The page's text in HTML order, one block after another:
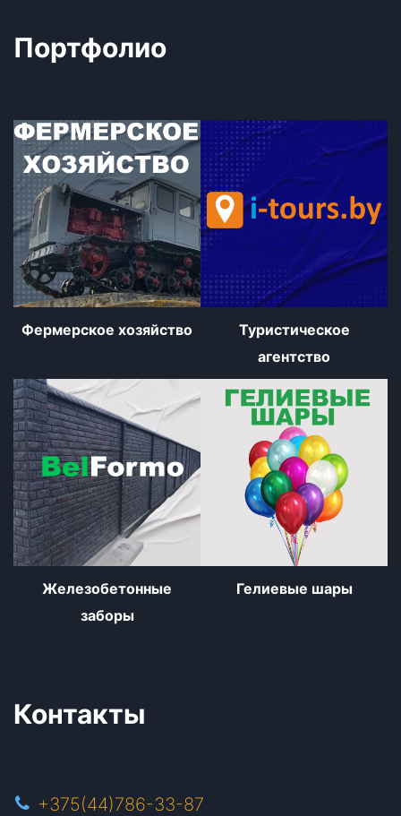
Портфолио
Фермерское хозяйство
Туристическое
агентство
Железобетонные
заборы
Гелиевые шары
Контакты
+375(44)786-33-87